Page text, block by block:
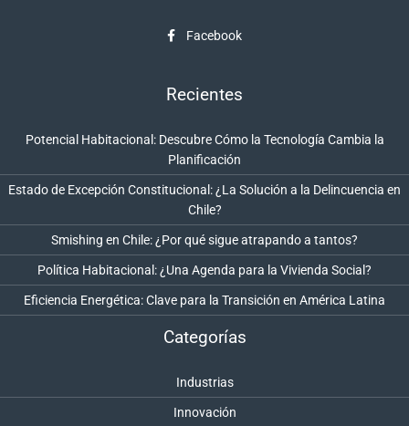
Facebook
Recientes
Potencial Habitacional: Descubre Cómo la Tecnología Cambia la
Planificación
Estado de Excepción Constitucional: ¿La Solución a la Delincuencia en
Chile?
Smishing en Chile: ¿Por qué sigue atrapando a tantos?
Política Habitacional: ¿Una Agenda para la Vivienda Social?
Eficiencia Energética: Clave para la Transición en América Latina
Categorías
Industrias
Innovación